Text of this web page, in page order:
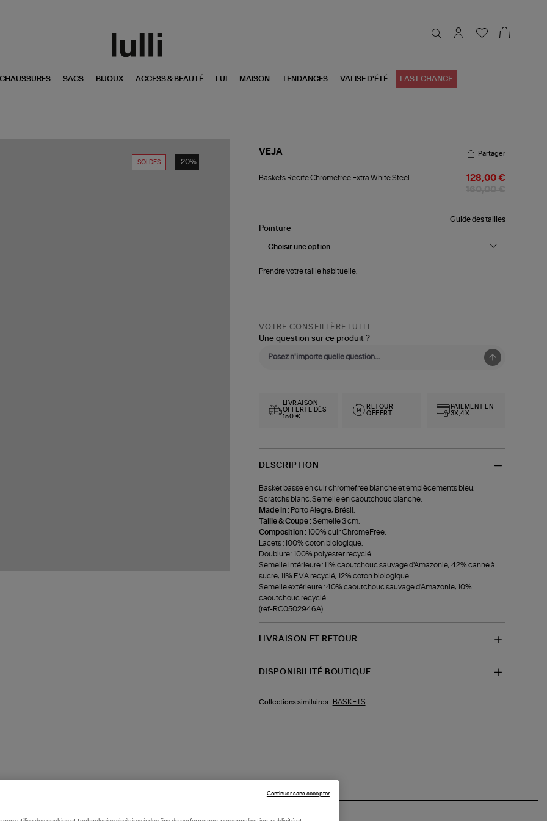
CHAUSSURES SACS BIJOUX ACCESS & BEAUTÉ LUI MAISON TENDANCES VALISE D'ÉTÉ LAST CHANCE
SOLDES -20%
VEJA
Recife
Partager
Baskets Recife Chromefree Extra White Steel 128,00 €
Guide des tailles
Pointure
Prendre votre taille habituelle.
VOTRE CONSEILLÈRE LULLI
Une question sur ce produit ?
LIVRAISON
OFFERTE DÈS
150 €
RETOUR
OFFERT
PAIEMENT EN
3X,4X
DESCRIPTION
Basket basse en cuir chromefree blanche et empiècements bleu.
Scratchs blanc. Semelle en caoutchouc blanche.
Made in : Porto Alegre, Brésil.
Taille & Coupe :Semelle 3 cm.
Composition :100% cuir ChromeFree.
Lacets : 100% coton biologique.
Doublure : 100% polyester recyclé.
Semelle intérieure : 11% caoutchouc sauvage d'Amazonie, 42% canne à
sucre, 11% E.V.A recyclé, 12% coton biologique.
Semelle extérieure : 40% caoutchouc sauvage d'Amazonie, 10%
caoutchouc recyclé.
(ref-RC0502946A)
LIVRAISON ET RETOUR
DISPONIBILITÉ BOUTIQUE
Collections similaires : BASKETS
Continuer sans accepter